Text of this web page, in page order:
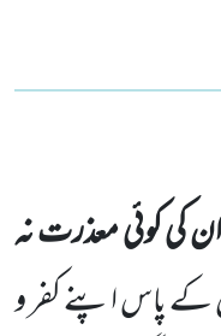
کی کوئی معذرت نہ
پاس اپنے کفر و